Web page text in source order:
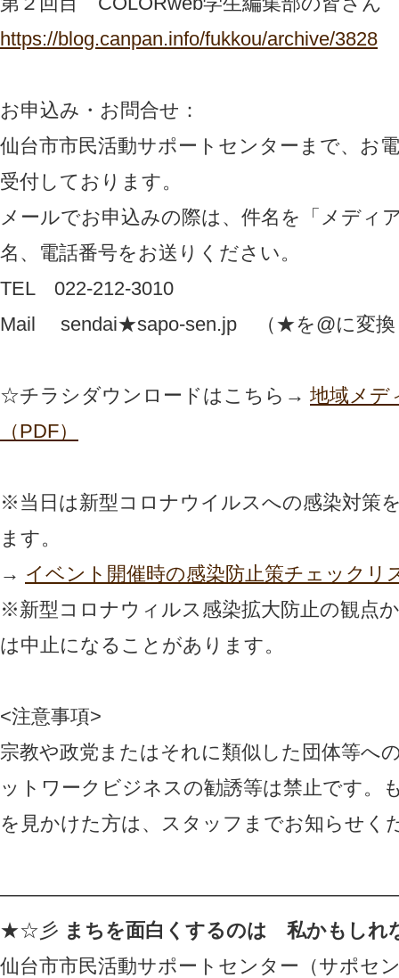
https://blog.canpan.info/fukkou/archive/3828
お申込み・お問合せ：
仙台市市民活動サポートセンターまで、お
受付しております。
メールでお申込みの際は、件名を「メディ
名、電話番号をお送りください。
TEL 022-212-3010
Mail sendai★sapo-sen.jp （★を@に変換
☆チラシダウンロードはこちら→ 地域メデ
（PDF）
※当日は新型コロナウイルスへの感染対策
ます。
→ イベント開催時の感染防止策チェックリ
※新型コロナウィルス感染拡大防止の観点
は中止になることがあります。
<注意事項>
宗教や政党またはそれに類似した団体等へ
ットワークビジネスの勧誘等は禁止です。
を見かけた方は、スタッフまでお知らせく
★☆彡 まちを面白くするのは 私かもしれ
仙台市市民活動サポートセンター（サポセ